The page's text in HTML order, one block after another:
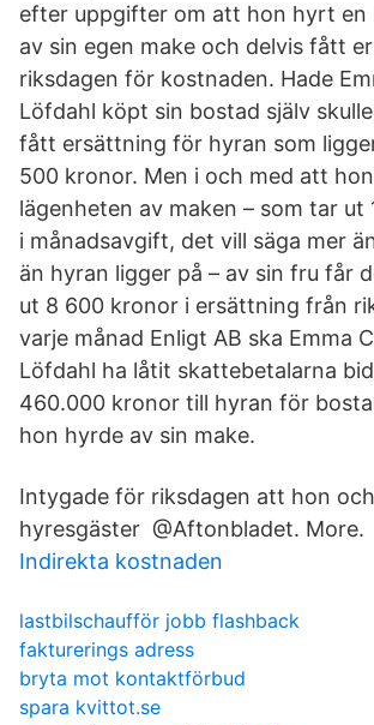
efter uppgifter om att hon hyrt en
av sin egen make och delvis fått
riksdagen för kostnaden. Hade
Löfdahl köpt sin bostad själv
fått ersättning för hyran som
500 kronor. Men i och med att
lägenheten av maken – som tar ut
i månadsavgift, det vill säga mer
än hyran ligger på – av sin fru får
ut 8 600 kronor i ersättning från
varje månad Enligt AB ska Emma
Löfdahl ha låtit skattebetalarna
460.000 kronor till hyran för
hon hyrde av sin make.
Intygade för riksdagen att hon
hyresgäster @Aftonbladet. More.
Indirekta kostnaden
lastbilschaufför jobb flashback
fakturerings adress
bryta mot kontaktförbud
spara kvittot.se